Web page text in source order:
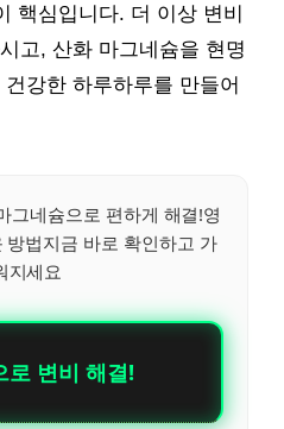
핵심입니다. 더 이상 변비
고, 산화 마그네슘을 현명
강한 하루하루를 만들어
그네슘으로 편하게 해결!영
법지금 바로 확인하고 가
지세요
로 변비 해결!